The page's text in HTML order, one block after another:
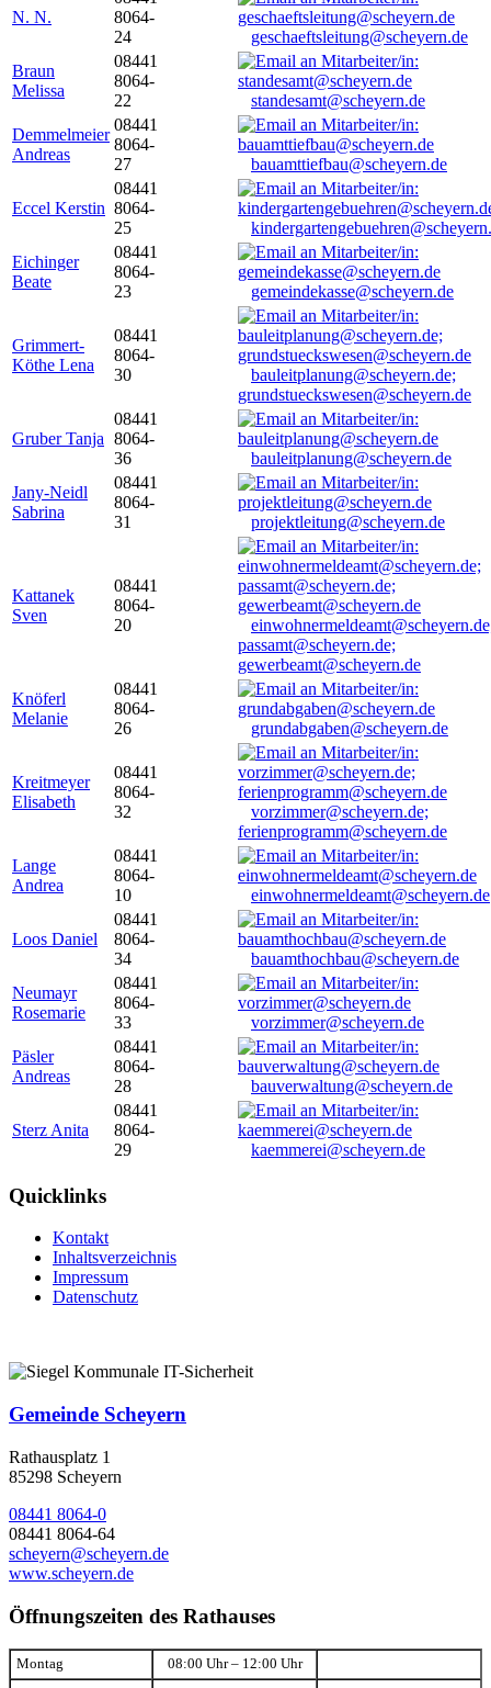
N. N.
8064-
24
geschaeftsleitung@scheyern.de
Braun
Melissa
08441
8064-
22
standesamt@scheyern.de
Demmelmeier
Andreas
08441
8064-
27
bauamttiefbau@scheyern.de
Eccel Kerstin
08441
8064-
25
Eichinger
Beate
08441
8064-
23
gemeindekasse@scheyern.de
Grimmert-
Köthe Lena
08441
8064-
30
bauleitplanung@scheyern.de;
grundstueckswesen@scheyern.de
Gruber Tanja
08441
8064-
36
bauleitplanung@scheyern.de
Jany-Neidl
Sabrina
08441
8064-
31
projektleitung@scheyern.de
Kattanek
Sven
08441
8064-
20
passamt@scheyern.de;
gewerbeamt@scheyern.de
Knöferl
Melanie
08441
8064-
26
grundabgaben@scheyern.de
Kreitmeyer
Elisabeth
08441
8064-
32
vorzimmer@scheyern.de;
ferienprogramm@scheyern.de
Lange
Andrea
08441
8064-
10
einwohnermeldeamt@scheyern.de
Loos Daniel
08441
8064-
34
bauamthochbau@scheyern.de
Neumayr
Rosemarie
08441
8064-
33
vorzimmer@scheyern.de
Päsler
Andreas
08441
8064-
28
bauverwaltung@scheyern.de
Sterz Anita
08441
8064-
29
kaemmerei@scheyern.de
Quicklinks
Kontakt
Inhaltsverzeichnis
Impressum
Datenschutz
Gemeinde Scheyern
Rathausplatz 1
85298 Scheyern
08441 8064-0
08441 8064-64
scheyern@scheyern.de
www.scheyern.de
Öffnungszeiten des Rathauses
Montag 08:00 Uhr – 12:00 Uhr